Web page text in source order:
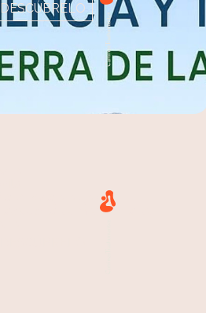
DESCÚBRELO
De la oveja al jabón:
descubre la magia de la